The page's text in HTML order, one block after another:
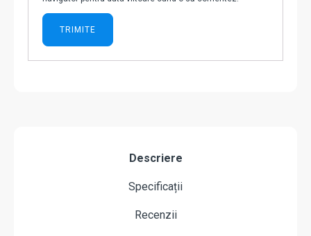
Descriere
Specificații
Recenzii